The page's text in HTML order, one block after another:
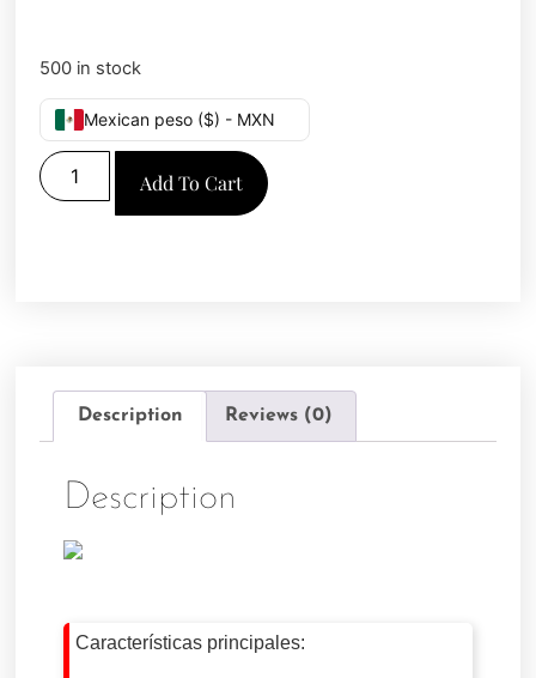
500 in stock
Mexican peso ($) - MXN
Add To Cart
Description Reviews (0)
Description
Características principales: